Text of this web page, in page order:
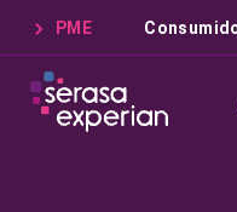
PME